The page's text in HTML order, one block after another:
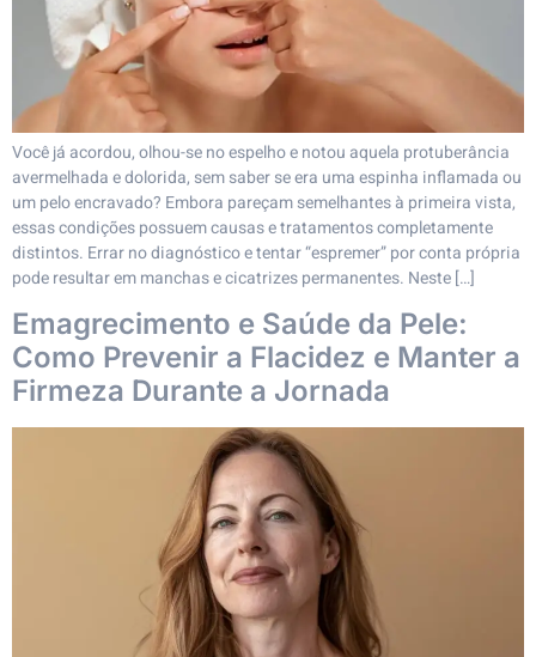
Você já acordou, olhou-se no espelho e notou aquela protuberância
avermelhada e dolorida, sem saber se era uma espinha inflamada ou
um pelo encravado? Embora pareçam semelhantes à primeira vista,
essas condições possuem causas e tratamentos completamente
distintos. Errar no diagnóstico e tentar “espremer” por conta própria
pode resultar em manchas e cicatrizes permanentes. Neste […]
Emagrecimento e Saúde da Pele:
Como Prevenir a Flacidez e Manter a
Firmeza Durante a Jornada